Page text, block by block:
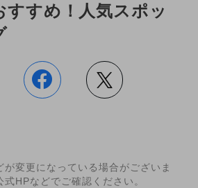
すすめ！人気スポッ
が変更になっている場合がございま
HPなどでご確認ください。